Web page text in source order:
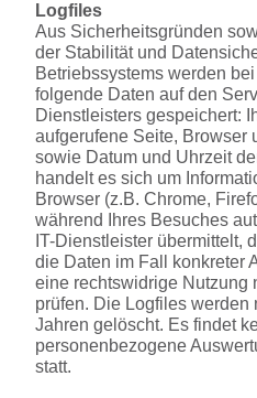
Logfiles
Aus Sicherheitsgründen
der Stabilität und
Betriebssystems werden
folgende Daten auf den
Dienstleisters gespeichert:
aufgerufene Seite, Browser
sowie Datum und Uhrzeit
handelt es sich um
Browser (z.B. Chrome,
während Ihres Besuches
IT-Dienstleister übermittelt,
die Daten im Fall konkreter
eine rechtswidrige Nutzung
prüfen. Die Logfiles werden
Jahren gelöscht. Es findet
personenbezogene
statt.